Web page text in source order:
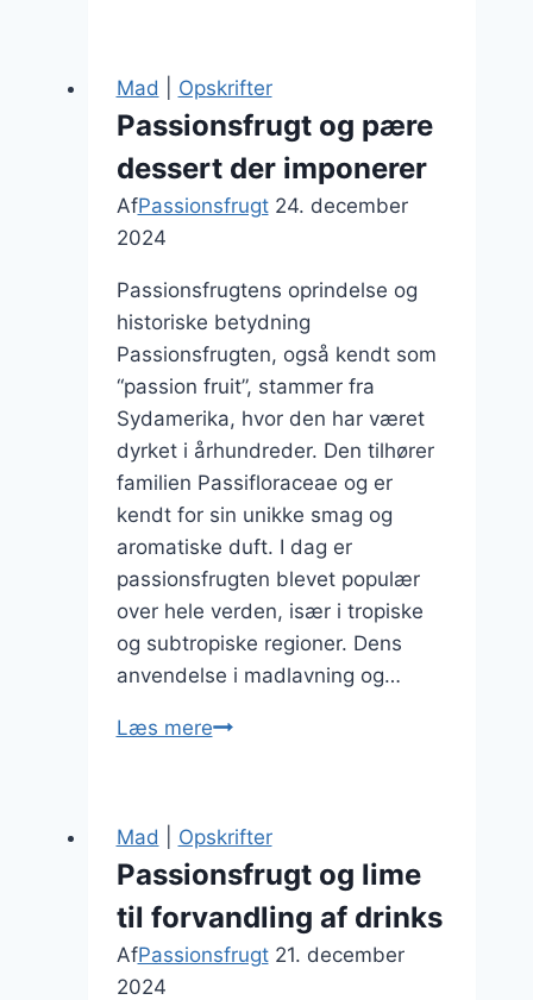
sund
morgenmad
Mad Opskrifter
Passionsfrugt og pære
dessert der imponerer
AfPassionsfrugt 24. december
2024
Passionsfrugtens oprindelse og
historiske betydning
Passionsfrugten, også kendt som
“passion fruit”, stammer fra
Sydamerika, hvor den har været
dyrket i århundreder. Den tilhører
familien Passifloraceae og er
kendt for sin unikke smag og
aromatiske duft. I dag er
passionsfrugten blevet populær
over hele verden, især i tropiske
og subtropiske regioner. Dens
anvendelse i madlavning og…
Læs merePassionsfrugt
der
imponerer
Mad Opskrifter
Passionsfrugt og lime
til forvandling af drinks
AfPassionsfrugt 21. december
2024